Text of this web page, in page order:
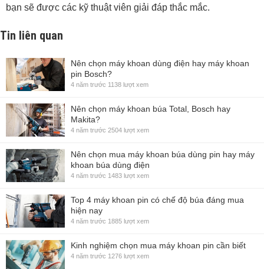
bạn sẽ được các kỹ thuật viên giải đáp thắc mắc.
Tin liên quan
Nên chọn máy khoan dùng điện hay máy khoan
pin Bosch?
4 năm trước 1138 lượt xem
Nên chọn máy khoan búa Total, Bosch hay
Makita?
4 năm trước 2504 lượt xem
Nên chọn mua máy khoan búa dùng pin hay máy
khoan búa dùng điện
4 năm trước 1483 lượt xem
Top 4 máy khoan pin có chế độ búa đáng mua
hiện nay
4 năm trước 1885 lượt xem
Kinh nghiệm chọn mua máy khoan pin cần biết
4 năm trước 1276 lượt xem